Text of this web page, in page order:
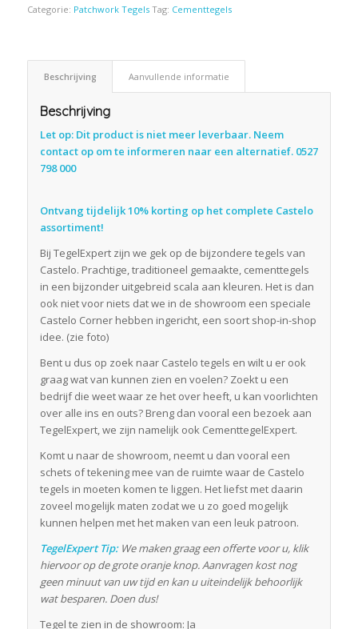
Categorie: Patchwork Tegels Tag: Cementtegels
Beschrijving Aanvullende informatie
Beschrijving
Let op: Dit product is niet meer leverbaar. Neem
contact op om te informeren naar een alternatief. 0527
798 000
Ontvang tijdelijk 10% korting op het complete Castelo
assortiment!
Bij TegelExpert zijn we gek op de bijzondere tegels van
Castelo. Prachtige, traditioneel gemaakte, cementtegels
in een bijzonder uitgebreid scala aan kleuren. Het is dan
ook niet voor niets dat we in de showroom een speciale
Castelo Corner hebben ingericht, een soort shop-in-shop
idee. (zie foto)
Bent u dus op zoek naar Castelo tegels en wilt u er ook
graag wat van kunnen zien en voelen? Zoekt u een
bedrijf die weet waar ze het over heeft, u kan voorlichten
over alle ins en outs? Breng dan vooral een bezoek aan
TegelExpert, we zijn namelijk ook CementtegelExpert.
Komt u naar de showroom, neemt u dan vooral een
schets of tekening mee van de ruimte waar de Castelo
tegels in moeten komen te liggen. Het liefst met daarin
zoveel mogelijk maten zodat we u zo goed mogelijk
kunnen helpen met het maken van een leuk patroon.
TegelExpert Tip:We maken graag een offerte voor u, klik
hiervoor op de grote oranje knop. Aanvragen kost nog
geen minuut van uw tijd en kan u uiteindelijk behoorlijk
wat besparen. Doen dus!
Tegel te zien in de showroom: Ja